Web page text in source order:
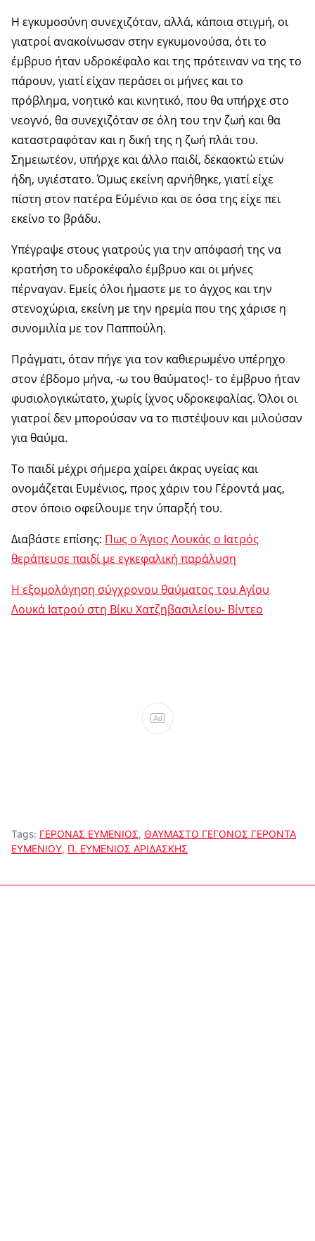
Η εγκυμοσύνη συνεχιζόταν, αλλά, κάποια στιγμή, οι
γιατροί ανακοίνωσαν στην εγκυμονούσα, ότι το
έμβρυο ήταν υδροκέφαλο και της πρότειναν να της το
πάρουν, γιατί είχαν περάσει οι μήνες και το
πρόβλημα, νοητικό και κινητικό, που θα υπήρχε στο
νεογνό, θα συνεχιζόταν σε όλη του την ζωή και θα
καταστραφόταν και η δική της η ζωή πλάι του.
Σημειωτέον, υπήρχε και άλλο παιδί, δεκαοκτώ ετών
ήδη, υγιέστατο. Όμως εκείνη αρνήθηκε, γιατί είχε
πίστη στον πατέρα Εύμένιο και σε όσα της είχε πει
εκείνο το βράδυ.
Υπέγραψε στους γιατρούς για την απόφασή της να
κρατήση το υδροκέφαλο έμβρυο και οι μήνες
πέρναγαν. Εμείς όλοι ήμαστε με το άγχος και την
στενοχώρια, εκείνη με την ηρεμία που της χάρισε η
συνομιλία με τον Παππούλη.
Πράγματι, όταν πήγε για τον καθιερωμένο υπέρηχο
στον έβδομο μήνα, -ω του θαύματος!- το έμβρυο ήταν
φυσιολογικώτατο, χωρίς ίχνος υδροκεφαλίας. Όλοι οι
γιατροί δεν μπορούσαν να το πιστέψουν και μιλούσαν
για θαύμα.
Το παιδί μέχρι σήμερα χαίρει άκρας υγείας και
ονομάζεται Ευμένιος, προς χάριν του Γέροντά μας,
στον όποιο οφείλουμε την ύπαρξή του.
Διαβάστε επίσης: Πως ο Άγιος Λουκάς ο Ιατρός
θεράπευσε παιδί με εγκεφαλική παράλυση
Η εξομολόγηση σύγχρονου θαύματος του Αγίου
Λουκά Ιατρού στη Βίκυ Χατζηβασιλείου- Βίντεο
Ad
Tags: ΓΕΡΟΝΑΣ ΕΥΜΕΝΙΟΣ, ΘΑΥΜΑΣΤΟ ΓΕΓΟΝΟΣ ΓΕΡΟΝΤΑ
ΕΥΜΕΝΙΟΥ, Π. ΕΥΜΕΝΙΟΣ ΑΡΙΔΑΣΚΗΣ